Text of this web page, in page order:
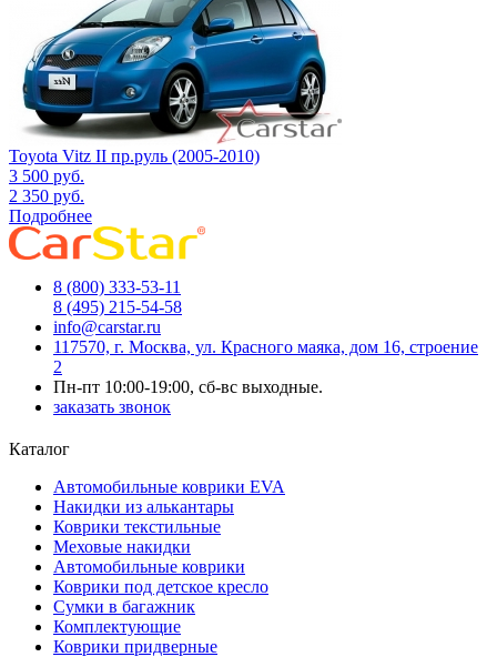
Toyota Vitz II пр.руль (2005-2010)
3 500 руб.
2 350 руб.
Подробнее
8 (800) 333-53-11
8 (495) 215-54-58
info@carstar.ru
117570, г. Москва, ул. Красного маяка, дом 16, строение
2
Пн-пт 10:00-19:00, сб-вс выходные.
заказать звонок
Каталог
Автомобильные коврики EVA
Накидки из алькантары
Коврики текстильные
Меховые накидки
Автомобильные коврики
Коврики под детское кресло
Сумки в багажник
Комплектующие
Коврики придверные